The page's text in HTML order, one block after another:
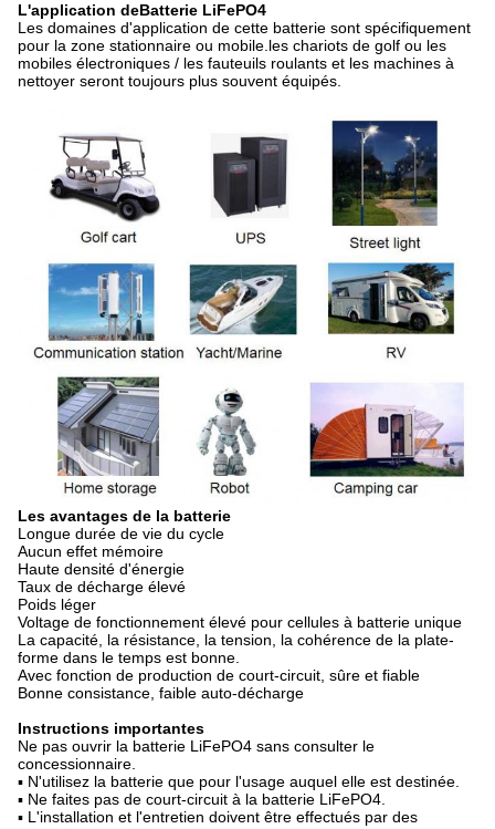
L'application deBatterie LiFePO4
Les domaines d'application de cette batterie sont spécifiquement
pour la zone stationnaire ou mobile.les chariots de golf ou les
mobiles électroniques / les fauteuils roulants et les machines à
nettoyer seront toujours plus souvent équipés.
Les avantages de la batterie
Longue durée de vie du cycle
Aucun effet mémoire
Haute densité d'énergie
Taux de décharge élevé
Poids léger
Voltage de fonctionnement élevé pour cellules à batterie unique
La capacité, la résistance, la tension, la cohérence de la plate-
forme dans le temps est bonne.
Avec fonction de production de court-circuit, sûre et fiable
Bonne consistance, faible auto-décharge
Instructions importantes
Ne pas ouvrir la batterie LiFePO4 sans consulter le
concessionnaire.
▪ N'utilisez la batterie que pour l'usage auquel elle est destinée.
▪ Ne faites pas de court-circuit à la batterie LiFePO4.
▪ L'installation et l'entretien doivent être effectués par des